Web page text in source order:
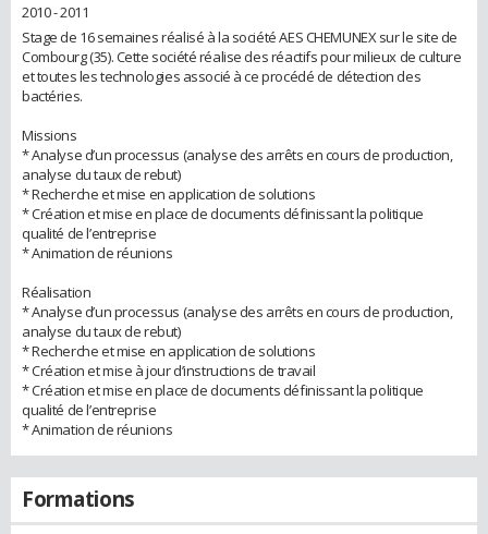
2010 - 2011
Stage de 16 semaines réalisé à la société AES CHEMUNEX sur le site de
Combourg (35). Cette société réalise des réactifs pour milieux de culture
et toutes les technologies associé à ce procédé de détection des
bactéries.
Missions
* Analyse d’un processus (analyse des arrêts en cours de production,
analyse du taux de rebut)
* Recherche et mise en application de solutions
* Création et mise en place de documents définissant la politique
qualité de l’entreprise
* Animation de réunions
Réalisation
* Analyse d’un processus (analyse des arrêts en cours de production,
analyse du taux de rebut)
* Recherche et mise en application de solutions
* Création et mise à jour d’instructions de travail
* Création et mise en place de documents définissant la politique
qualité de l’entreprise
* Animation de réunions
Formations